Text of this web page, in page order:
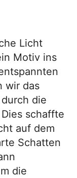
Licht
Motiv ins
wir das
die
schaffte
auf dem
Schatten
die